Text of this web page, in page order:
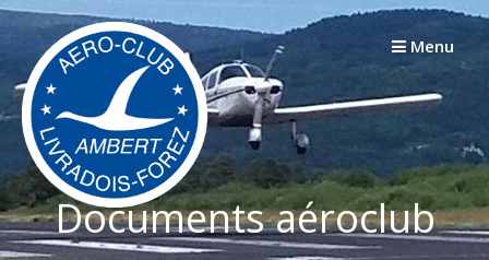
Passer
contenu
Menu
Documents aéroclub